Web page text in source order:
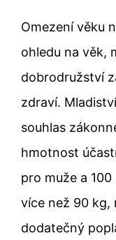
Omezení věku
ohledu na věk,
dobrodružství
zdraví.
souhlas
hmotnost
pro muže a
více než 90 kg,
dodatečný